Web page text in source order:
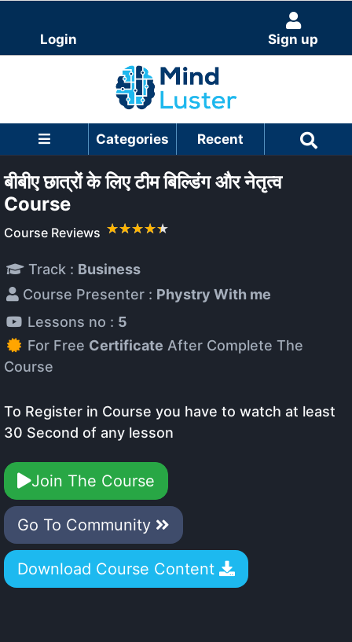
Login Sign up
Categories Recent
बीबीए छात्रों के लिए टीम बिल्डिंग और नेतृत्व
Course
Course Reviews
Track : Business
Course Presenter : Phystry With me
Lessons no : 5
For Free Certificate After Complete The
Course
To Register in Course you have to watch at least
30 Second of any lesson
Join The Course
Go To Community
Download Course Content